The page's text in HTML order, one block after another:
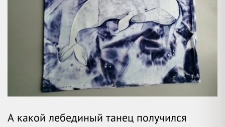
А какой лебединый танец получился